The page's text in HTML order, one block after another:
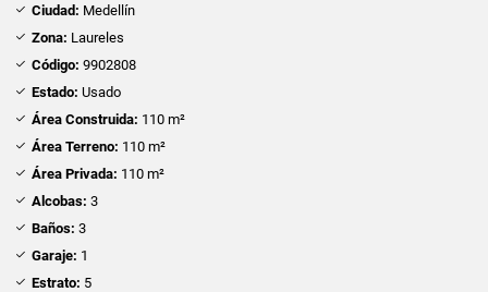
Ciudad: Medellín
Zona: Laureles
Código: 9902808
Estado: Usado
Área Construida: 110 m²
Área Terreno: 110 m²
Área Privada: 110 m²
Alcobas: 3
Baños: 3
Garaje: 1
Estrato: 5